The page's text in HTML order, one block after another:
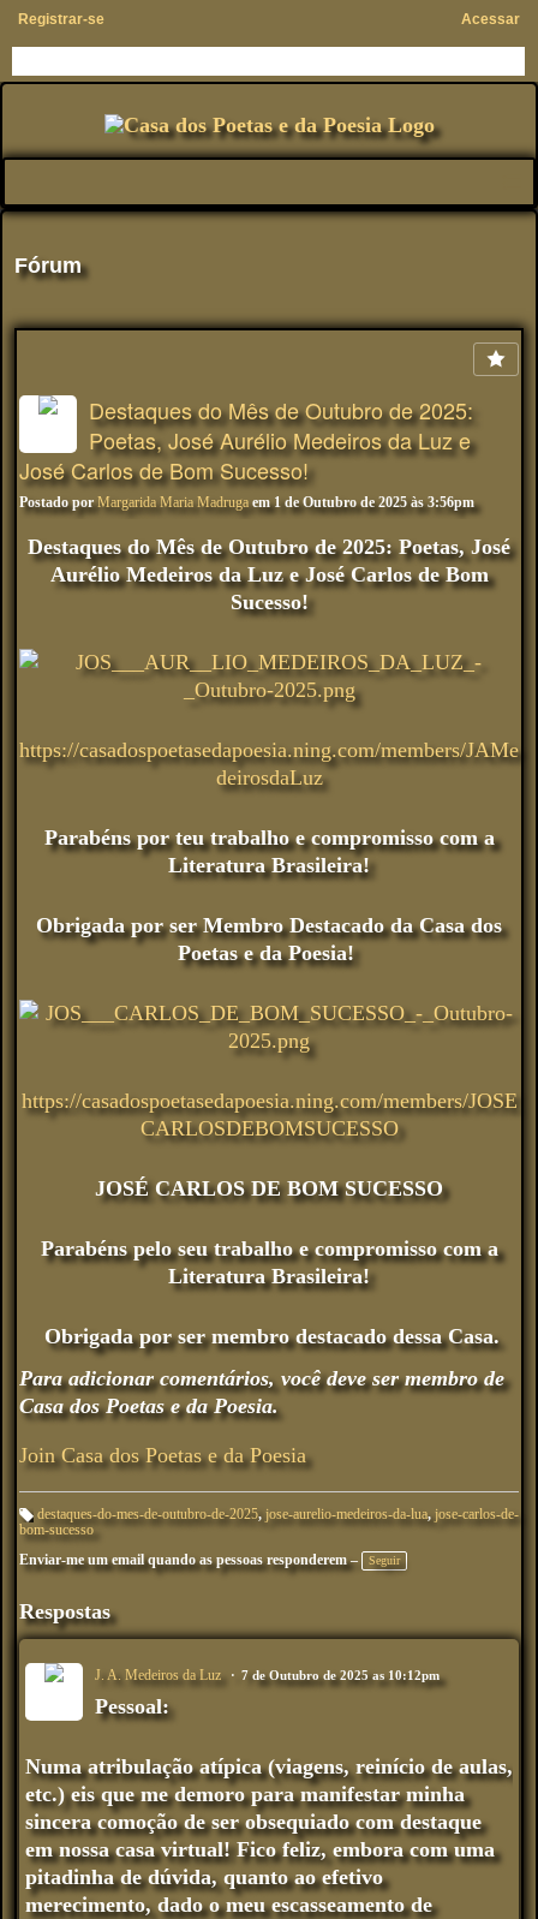
Registrar-se Acessar
Fórum
Destaques do Mês de Outubro de 2025:
Poetas, José Aurélio Medeiros da Luz e
José Carlos de Bom Sucesso!
Postado porMargarida Maria Madruga em 1 de Outubro de 2025 às 3:56pm
Destaques do Mês de Outubro de 2025: Poetas, José
Aurélio Medeiros da Luz e José Carlos de Bom
Sucesso!
https://casadospoetasedapoesia.ning.com/members/JAMe
deirosdaLuz
Parabéns por teu trabalho e compromisso com a
Literatura Brasileira!
Obrigada por ser Membro Destacado da Casa dos
Poetas e da Poesia!
https://casadospoetasedapoesia.ning.com/members/JOSE
CARLOSDEBOMSUCESSO
JOSÉ CARLOS DE BOM SUCESSO
Parabéns pelo seu trabalho e compromisso com a
Literatura Brasileira!
Obrigada por ser membro destacado dessa Casa.
Para adicionar comentários, você deve ser membro de
Casa dos Poetas e da Poesia.
Join Casa dos Poetas e da Poesia
M
ar
ca
çõ
:
destaques-do-mes-de-outubro-de-2025, jose-aurelio-medeiros-da-lua, jose-carlos-de-
bom-sucesso
Enviar-me um email quando as pessoas responderem –
Seguir
Respostas
J. A. Medeiros da Luz 7 de Outubro de 2025 as 10:12pm
Pessoal:
Numa atribulação atípica (viagens, reinício de aulas,
etc.) eis que me demoro para manifestar minha
sincera comoção de ser obsequiado com destaque
em nossa casa virtual! Fico feliz, embora com uma
pitadinha de dúvida, quanto ao efetivo
merecimento, dado o meu escasseamento de